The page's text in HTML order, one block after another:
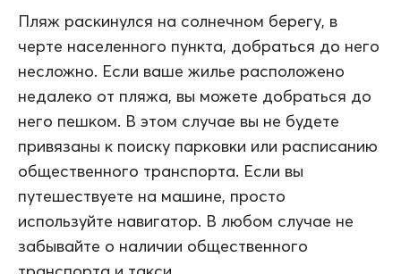
Пляж раскинулся на солнечном берегу, в
черте населенного пункта, добраться до него
несложно. Если ваше жилье расположено
недалеко от пляжа, вы можете добраться до
него пешком. В этом случае вы не будете
привязаны к поиску парковки или расписанию
общественного транспорта. Если вы
путешествуете на машине, просто
используйте навигатор. В любом случае не
забывайте о наличии общественного